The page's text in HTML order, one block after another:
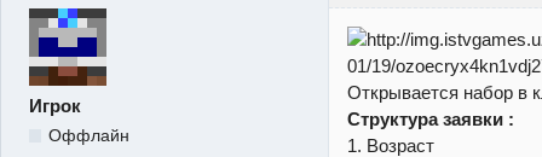
Игрок
Оффлайн
Открывается набор в
Структура заявки :
1. Возраст